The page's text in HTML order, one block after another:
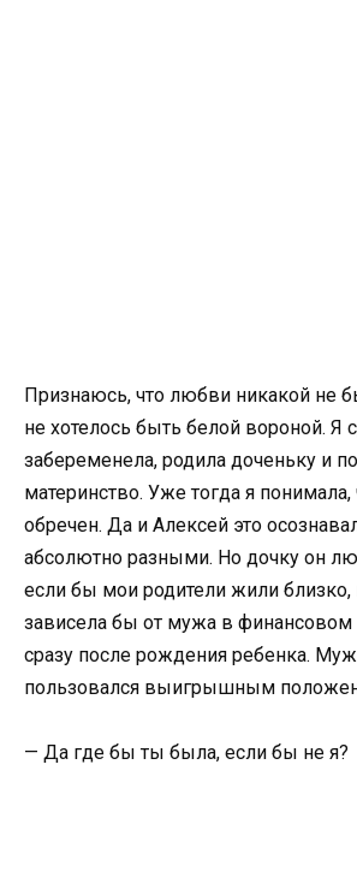
Признаюсь, что любви никакой не
не хотелось быть белой вороной. Я
забеременела, родила доченьку и
материнство. Уже тогда я
обречен. Да и Алексей это
абсолютно разными. Но дочку он
если бы мои родители жили близко,
зависела бы от мужа в
сразу после рождения ребенка.
пользовался выигрышным
— Да где бы ты была, если бы не я?